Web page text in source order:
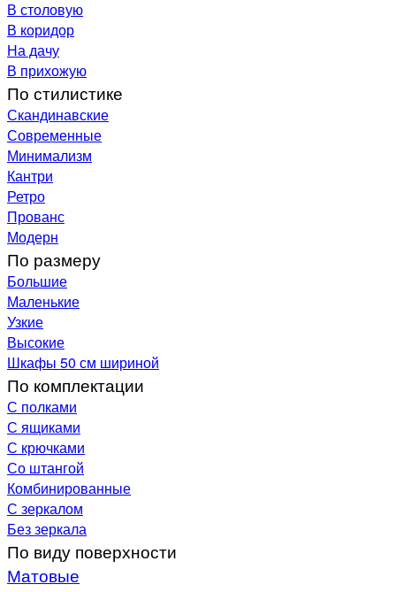
В столовую
В коридор
На дачу
В прихожую
По стилистике
Скандинавские
Современные
Минимализм
Кантри
Ретро
Прованс
Модерн
По размеру
Большие
Маленькие
Узкие
Высокие
Шкафы 50 см шириной
По комплектации
С полками
С ящиками
С крючками
Со штангой
Комбинированные
С зеркалом
Без зеркала
По виду поверхности
Матовые